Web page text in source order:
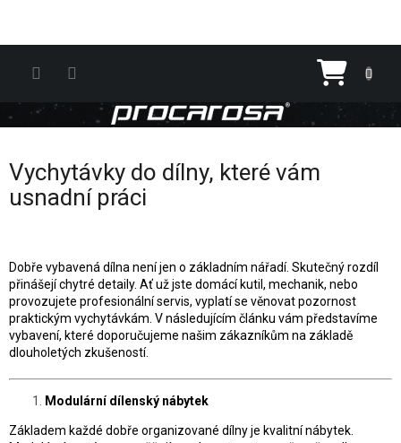
Vychytávky do dílny, které vám
usnadní práci
Dobře vybavená dílna není jen o základním nářadí. Skutečný rozdíl
přinášejí chytré detaily. Ať už jste domácí kutil, mechanik, nebo
provozujete profesionální servis, vyplatí se věnovat pozornost
praktickým vychytávkám. V následujícím článku vám představíme
vybavení, které doporučujeme našim zákazníkům na základě
dlouholetých zkušeností.
Modulární dílenský nábytek
Základem každé dobře organizované dílny je kvalitní nábytek.